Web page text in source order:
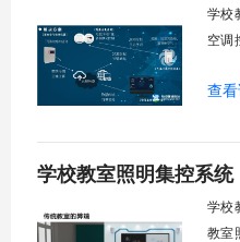
学校
空调
管理
警。
工巡
查
学校教室照明集控系统
学校
教室